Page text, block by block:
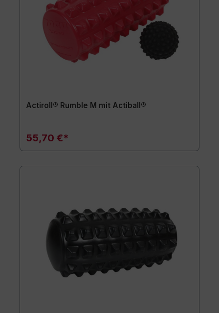
Actiroll® Rumble M mit Actiball®
55,70 €*